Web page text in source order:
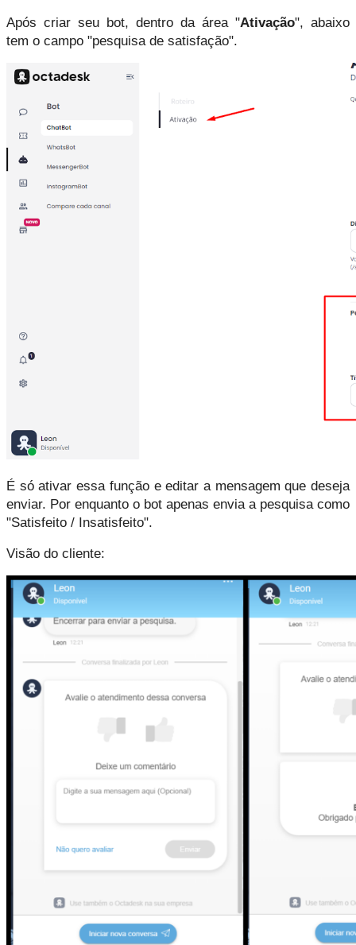
Após criar seu bot, dentro da área "Ativação", abaixo
tem o campo "pesquisa de satisfação".
É só ativar essa função e editar a mensagem que deseja
enviar. Por enquanto o bot apenas envia a pesquisa como
"Satisfeito / Insatisfeito".
Visão do cliente: